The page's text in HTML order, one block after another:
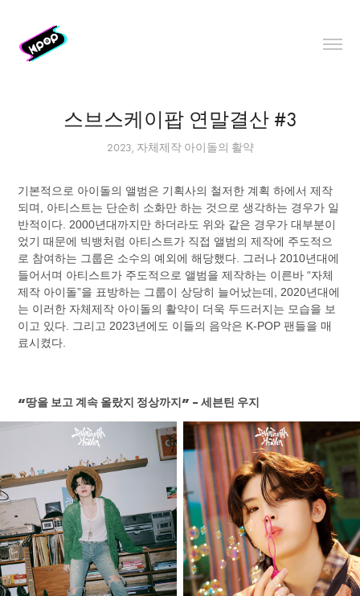
스브스케이팝 연말결산 #3
2023, 자체제작 아이돌의 활약
기본적으로 아이돌의 앨범은 기획사의 철저한 계획 하에서 제작
되며, 아티스트는 단순히 소화만 하는 것으로 생각하는 경우가 일
반적이다. 2000년대까지만 하더라도 위와 같은 경우가 대부분이
었기 때문에 빅뱅처럼 아티스트가 직접 앨범의 제작에 주도적으
로 참여하는 그룹은 소수의 예외에 해당했다. 그러나 2010년대에
들어서며 아티스트가 주도적으로 앨범을 제작하는 이른바 “자체
제작 아이돌”을 표방하는 그룹이 상당히 늘어났는데, 2020년대에
는 이러한 자체제작 아이돌의 활약이 더욱 두드러지는 모습을 보
이고 있다. 그리고 2023년에도 이들의 음악은 K-POP 팬들을 매
료시켰다.
“땅을 보고 계속 올랐지 정상까지” – 세븐틴 우지